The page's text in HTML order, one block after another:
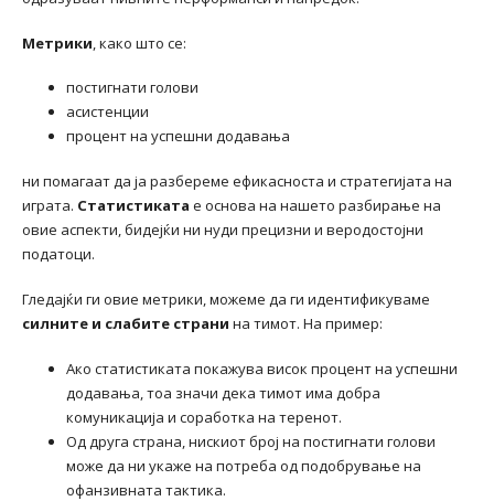
Метрики, како што се:
постигнати голови
асистенции
процент на успешни додавања
ни помагаат да ја разбереме ефикасноста и стратегијата на
играта. Статистиката е основа на нашето разбирање на
овие аспекти, бидејќи ни нуди прецизни и веродостојни
податоци.
Гледајќи ги овие метрики, можеме да ги идентификуваме
силните и слабите страни на тимот. На пример:
Ако статистиката покажува висок процент на успешни
додавања, тоа значи дека тимот има добра
комуникација и соработка на теренот.
Од друга страна, нискиот број на постигнати голови
може да ни укаже на потреба од подобрување на
офанзивната тактика.